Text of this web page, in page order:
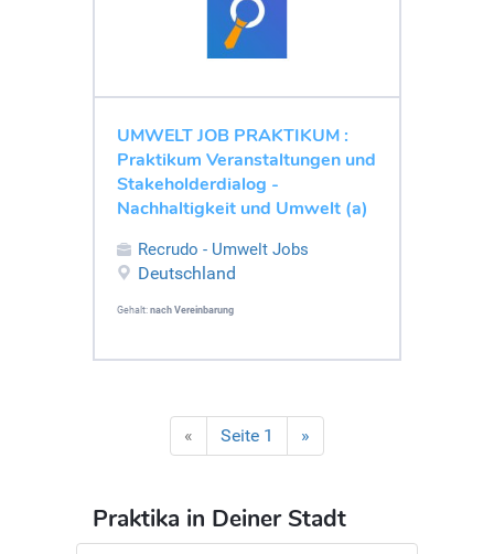
UMWELT JOB PRAKTIKUM :
Praktikum Veranstaltungen und
Stakeholderdialog -
Nachhaltigkeit und Umwelt (a)
Recrudo - Umwelt Jobs
Deutschland
Gehalt: nach Vereinbarung
« Seite 1 »
Praktika in Deiner Stadt